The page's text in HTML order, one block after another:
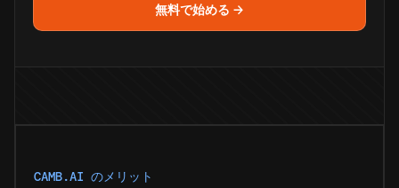
無料で始める →
CAMB.AI のメリット